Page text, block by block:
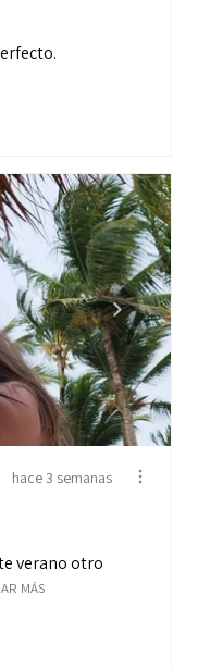
hace 3 semanas
verano otro
MÁS